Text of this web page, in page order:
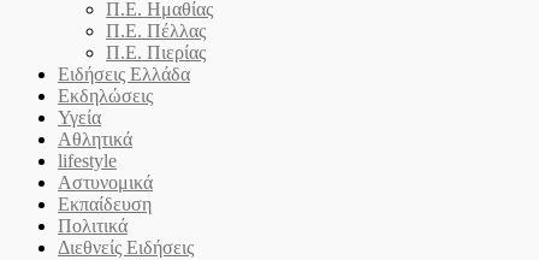
Π.Ε. Ημαθίας
Π.Ε. Πέλλας
Π.Ε. Πιερίας
Ειδήσεις Ελλάδα
Εκδηλώσεις
Υγεία
Αθλητικά
lifestyle
Αστυνομικά
Εκπαίδευση
Πολιτικά
Διεθνείς Ειδήσεις